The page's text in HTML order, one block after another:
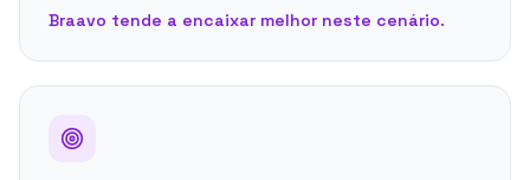
Braavo tende a encaixar melhor neste cenário.